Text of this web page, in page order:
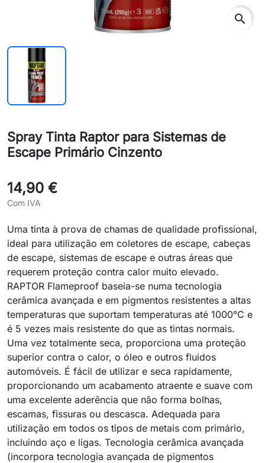
search
Spray Tinta Raptor para Sistemas de
Escape Primário Cinzento
14,90 €
Com IVA
Uma tinta à prova de chamas de qualidade profissional,
ideal para utilização em coletores de escape, cabeças
de escape, sistemas de escape e outras áreas que
requerem proteção contra calor muito elevado.
RAPTOR Flameproof baseia-se numa tecnologia
cerâmica avançada e em pigmentos resistentes a altas
temperaturas que suportam temperaturas até 1000°C e
é 5 vezes mais resistente do que as tintas normais.
Uma vez totalmente seca, proporciona uma proteção
superior contra o calor, o óleo e outros fluidos
automóveis. É fácil de utilizar e seca rapidamente,
proporcionando um acabamento atraente e suave com
uma excelente aderência que não forma bolhas,
escamas, fissuras ou descasca. Adequada para
utilização em todos os tipos de metais com primário,
incluindo aço e ligas. Tecnologia cerâmica avançada
(incorpora tecnologia avançada de pigmentos